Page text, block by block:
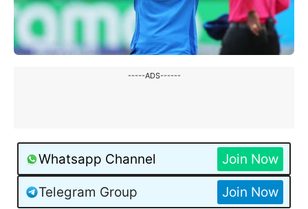
-----ADS------
Whatsapp Channel Join Now
Telegram Group Join Now